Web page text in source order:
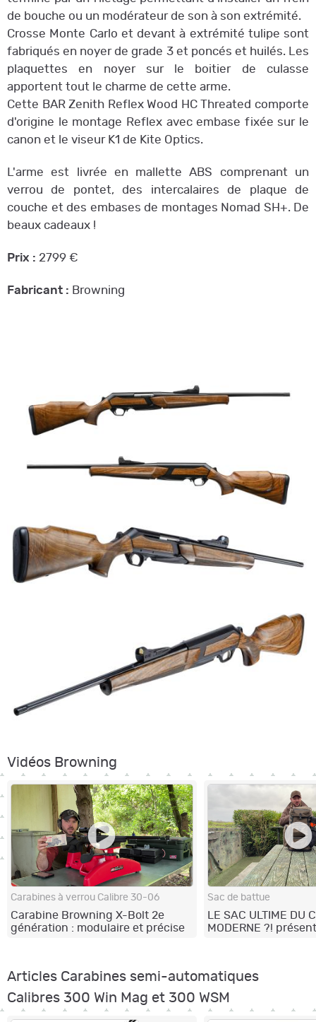
de bouche ou un modérateur de son à son extrémité.
Crosse Monte Carlo et devant à extrémité tulipe sont
fabriqués en noyer de grade 3 et poncés et huilés. Les
plaquettes en noyer sur le boitier de culasse
apportent tout le charme de cette arme.
Cette BAR Zenith Reflex Wood HC Threated comporte
d'origine le montage Reflex avec embase fixée sur le
canon et le viseur K1 de Kite Optics.
L'arme est livrée en mallette ABS comprenant un
verrou de pontet, des intercalaires de plaque de
couche et des embases de montages Nomad SH+. De
beaux cadeaux !
Prix : 2799 €
Fabricant : Browning
Vidéos Browning
Carabines à verrou Calibre 30-06
Carabine Browning X-Bolt 2e
génération : modulaire et précise
Sac de battue
LE SAC ULTIME DU
MODERNE ?!
Articles Carabines semi-automatiques
Calibres 300 Win Mag et 300 WSM